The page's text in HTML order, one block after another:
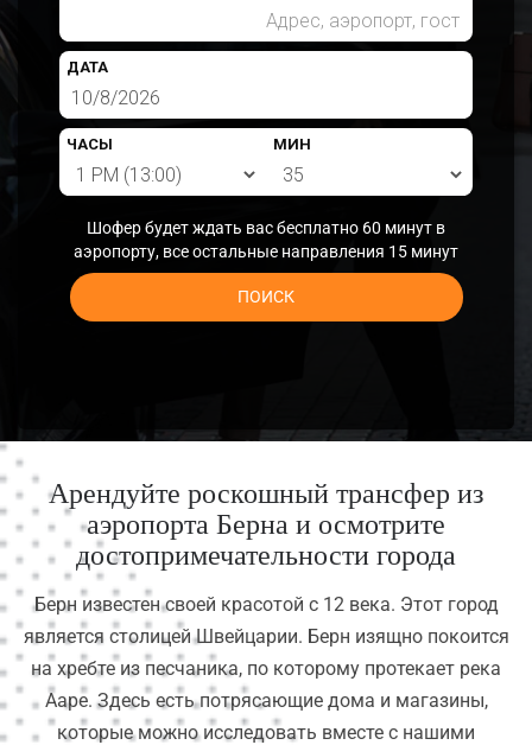
ДАТА
ЧАСЫ МИН
Шофер будет ждать вас бесплатно 60 минут в
аэропорту, все остальные направления 15 минут
ПОИСК
Арендуйте роскошный трансфер из
аэропорта Берна и осмотрите
достопримечательности города
Берн известен своей красотой с 12 века. Этот город
является столицей Швейцарии. Берн изящно покоится
на хребте из песчаника, по которому протекает река
Ааре. Здесь есть потрясающие дома и магазины,
которые можно исследовать вместе с нашими